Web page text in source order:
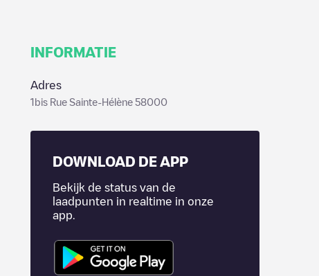
INFORMATIE
Adres
1bis Rue Sainte-Hélène 58000
DOWNLOAD DE APP
Bekijk de status van de
laadpunten in realtime in onze
app.